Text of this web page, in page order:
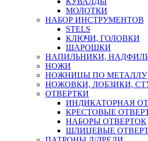
МОЛОТКИ
НАБОР ИНСТРУМЕНТОВ
STELS
КЛЮЧИ, ГОЛОВКИ
ШАРОШКИ
НАПИЛЬНИКИ,
НОЖИ
НОЖНИЦЫ ПО МЕТАЛЛУ
НОЖОВКИ, ЛОБЗИКИ,
ОТВЕРТКИ
ИНДИКАТОРНАЯ
КРЕСТОВЫЕ
НАБОРЫ ОТВЕРТОК
ШЛИЦЕВЫЕ